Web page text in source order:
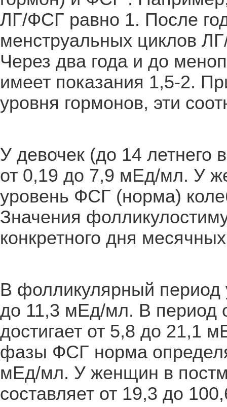
ЛГ/ФСГ равно 1. После
менструальных циклов
Через два года и до
имеет показания 1,5-2.
уровня гормонов, эти
У девочек (до 14 летнего
от 0,19 до 7,9 мЕд/мл. У
уровень ФСГ (норма)
Значения
конкретного дня
В фолликулярный период
до 11,3 мЕд/мл. В период
достигает от 5,8 до 21,1
фазы ФСГ норма
мЕд/мл. У женщин в
составляет от 19,3 до